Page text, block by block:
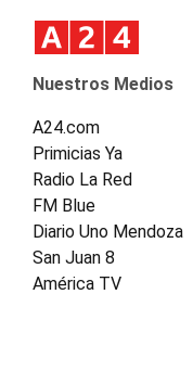
Nuestros Medios
A24.com
Primicias Ya
Radio La Red
FM Blue
Diario Uno Mendoza
San Juan 8
América TV